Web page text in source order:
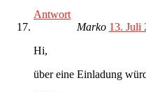
Antwort
Marko 13. Juli
Hi,
über eine Einladung